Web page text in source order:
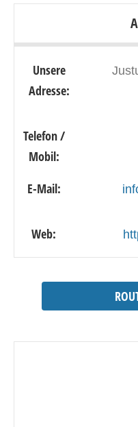
Unsere
Adresse:
Telefon /
Mobil:
E-Mail:
Web: